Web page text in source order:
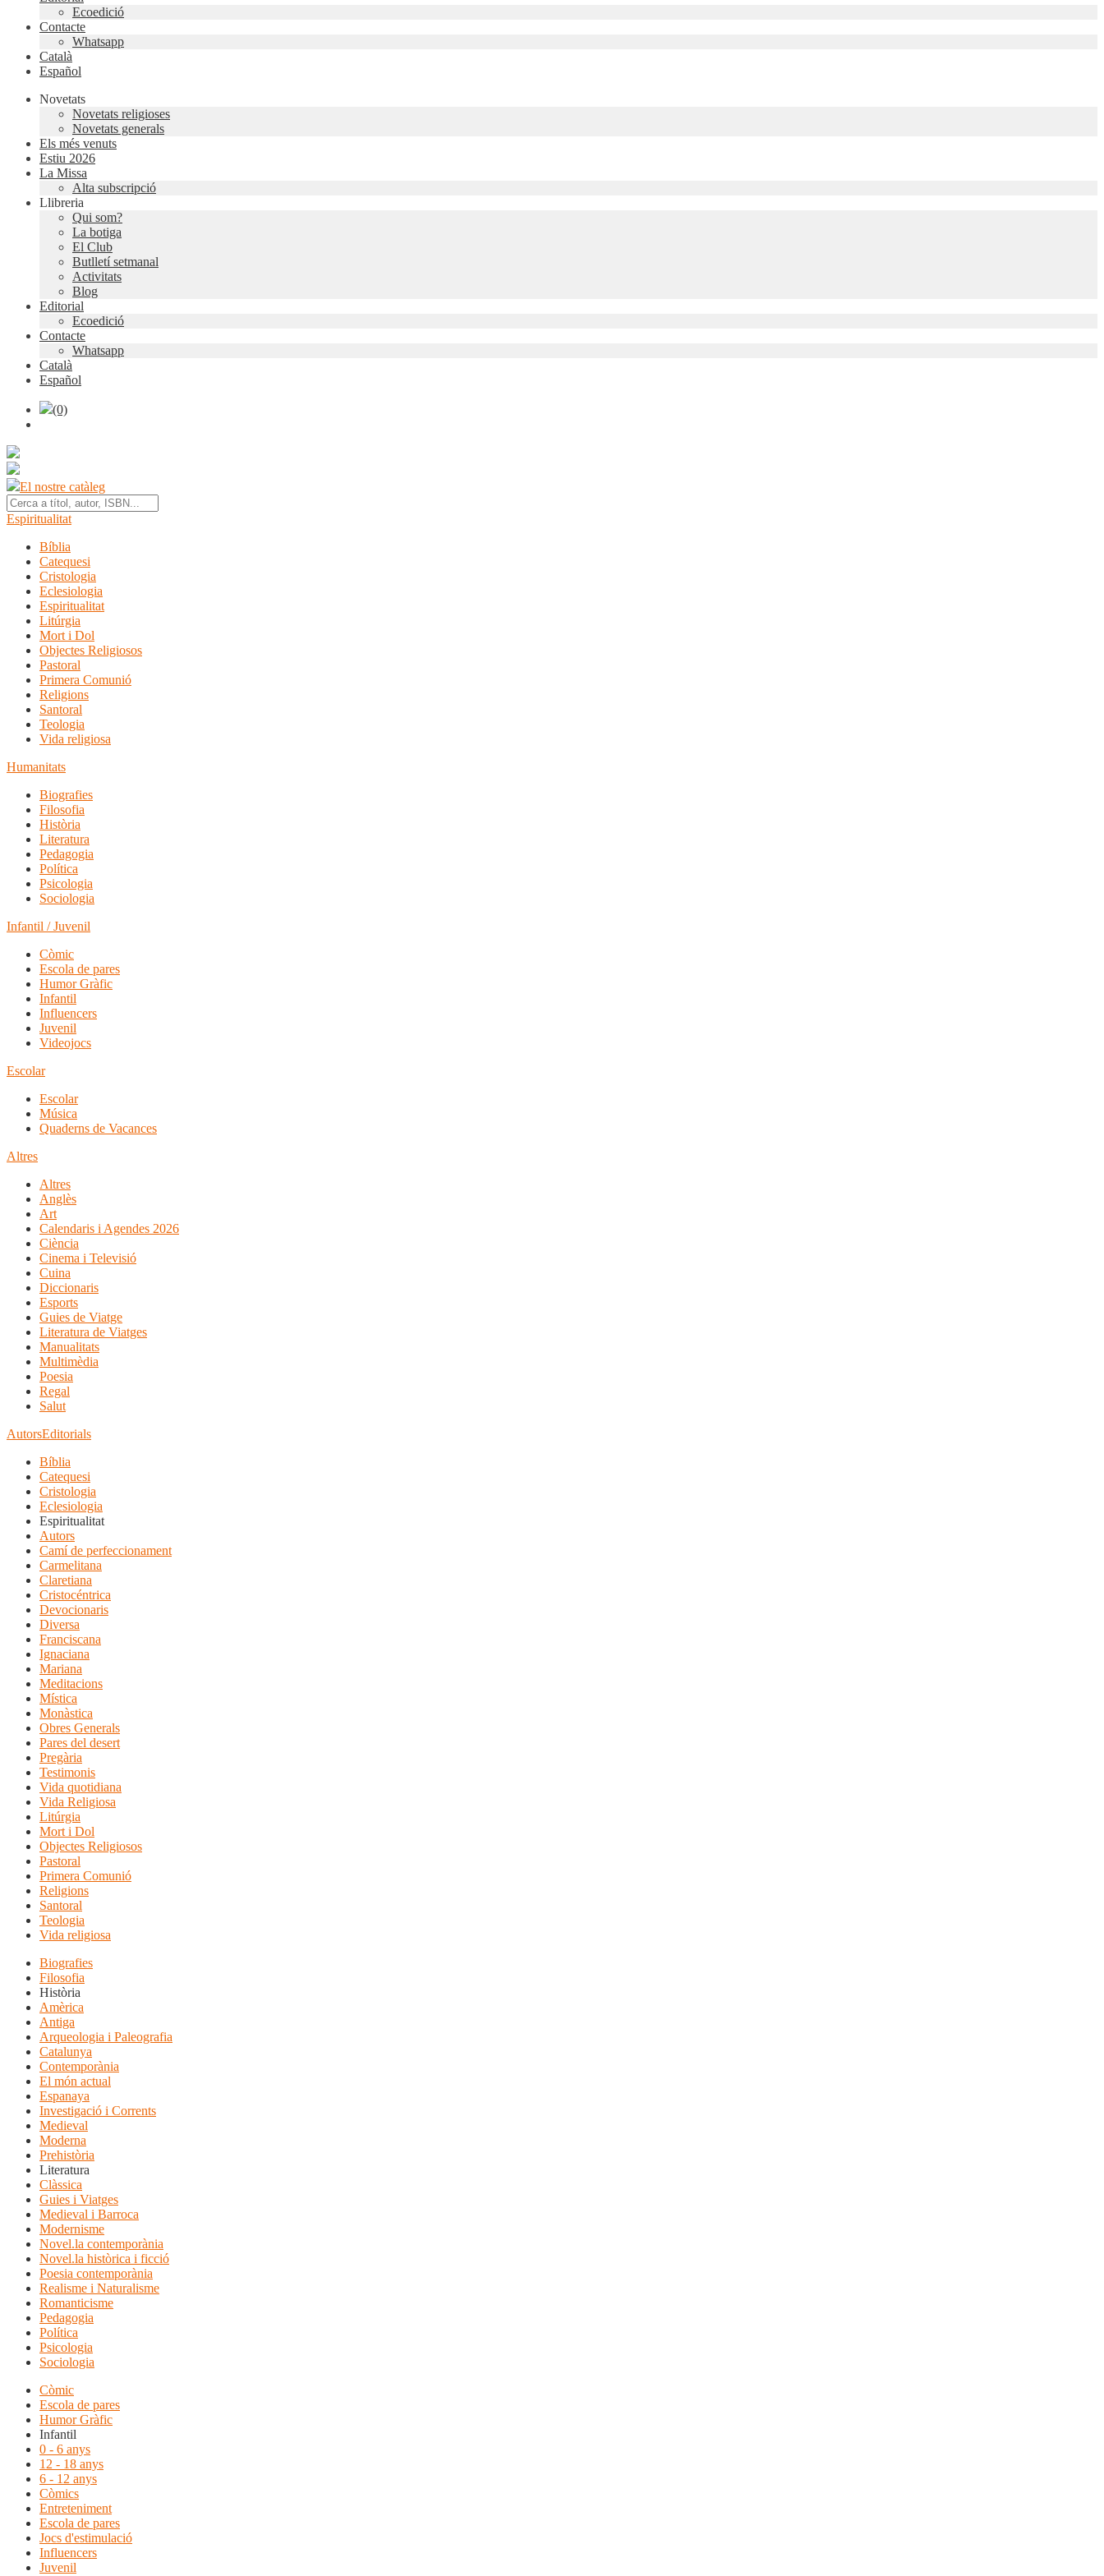
Ecoedició
Contacte
Whatsapp
Català
Español
Novetats
Novetats religioses
Novetats generals
Els més venuts
Estiu 2026
La Missa
Alta subscripció
Llibreria
Qui som?
La botiga
El Club
Butlletí setmanal
Activitats
Blog
Editorial
Ecoedició
Contacte
Whatsapp
Català
Español
(0)
El nostre catàleg
Espiritualitat
Bíblia
Catequesi
Cristologia
Eclesiologia
Espiritualitat
Litúrgia
Mort i Dol
Objectes Religiosos
Pastoral
Primera Comunió
Religions
Santoral
Teologia
Vida religiosa
Humanitats
Biografies
Filosofia
Història
Literatura
Pedagogia
Política
Psicologia
Sociologia
Infantil / Juvenil
Còmic
Escola de pares
Humor Gràfic
Infantil
Influencers
Juvenil
Videojocs
Escolar
Escolar
Música
Quaderns de Vacances
Altres
Altres
Anglès
Art
Calendaris i Agendes 2026
Ciència
Cinema i Televisió
Cuina
Diccionaris
Esports
Guies de Viatge
Literatura de Viatges
Manualitats
Multimèdia
Poesia
Regal
Salut
AutorsEditorials
Bíblia
Catequesi
Cristologia
Eclesiologia
Espiritualitat
Autors
Camí de perfeccionament
Carmelitana
Claretiana
Cristocéntrica
Devocionaris
Diversa
Franciscana
Ignaciana
Mariana
Meditacions
Mística
Monàstica
Obres Generals
Pares del desert
Pregària
Testimonis
Vida quotidiana
Vida Religiosa
Litúrgia
Mort i Dol
Objectes Religiosos
Pastoral
Primera Comunió
Religions
Santoral
Teologia
Vida religiosa
Biografies
Filosofia
Història
Amèrica
Antiga
Arqueologia i Paleografia
Catalunya
Contemporània
El món actual
Espanaya
Investigació i Corrents
Medieval
Moderna
Prehistòria
Literatura
Clàssica
Guies i Viatges
Medieval i Barroca
Modernisme
Novel.la contemporània
Novel.la històrica i ficció
Poesia contemporània
Realisme i Naturalisme
Romanticisme
Pedagogia
Política
Psicologia
Sociologia
Còmic
Escola de pares
Humor Gràfic
Infantil
0 - 6 anys
12 - 18 anys
6 - 12 anys
Còmics
Entreteniment
Escola de pares
Jocs d'estimulació
Influencers
Juvenil